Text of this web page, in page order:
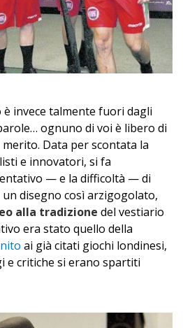
è invece talmente fuori dagli
ognuno di voi è libero di
Data per scontata la
e innovatori, si fa
— e la difficoltà — di
disegno così arzigogolato,
alla tradizione del vestiario
era stato quello della
ai già citati giochi londinesi,
e critiche si erano spartiti